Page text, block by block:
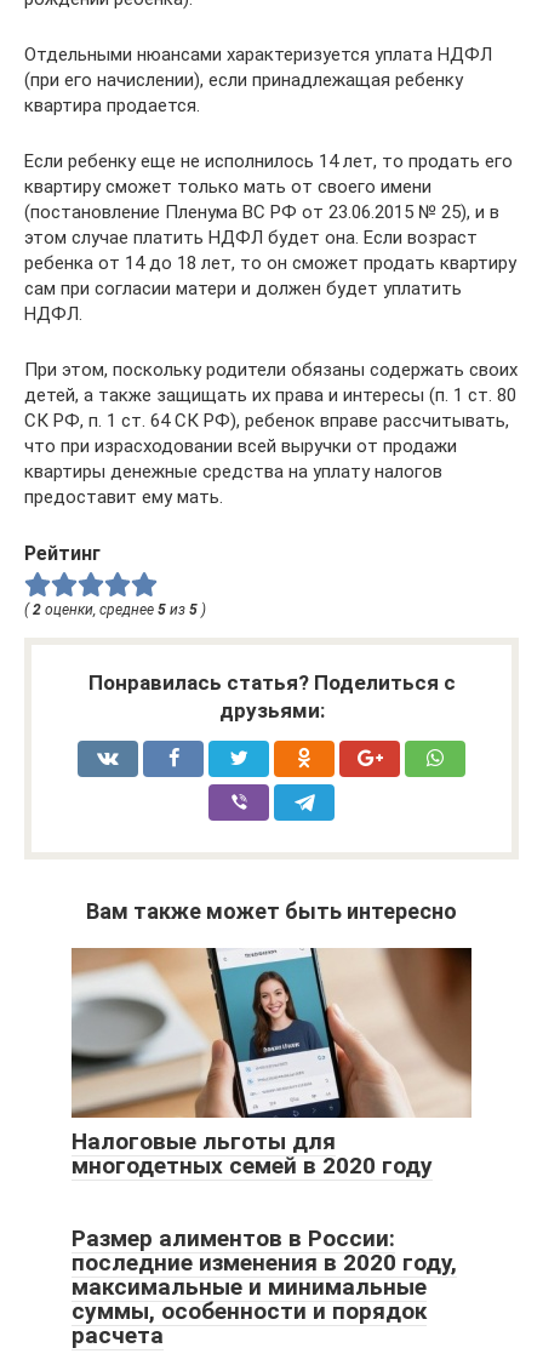
Отдельными нюансами характеризуется уплата НДФЛ
(при его начислении), если принадлежащая ребенку
квартира продается.
Если ребенку еще не исполнилось 14 лет, то продать его
квартиру сможет только мать от своего имени
(постановление Пленума ВС РФ от 23.06.2015 № 25), и в
этом случае платить НДФЛ будет она. Если возраст
ребенка от 14 до 18 лет, то он сможет продать квартиру
сам при согласии матери и должен будет уплатить
НДФЛ.
При этом, поскольку родители обязаны содержать своих
детей, а также защищать их права и интересы (п. 1 ст. 80
СК РФ, п. 1 ст. 64 СК РФ), ребенок вправе рассчитывать,
что при израсходовании всей выручки от продажи
квартиры денежные средства на уплату налогов
предоставит ему мать.
Рейтинг
( 2 оценки, среднее 5 из 5 )
Понравилась статья? Поделиться с
друзьями:
Вам также может быть интересно
Налоговые льготы для
многодетных семей в 2020 году
Размер алиментов в России:
последние изменения в 2020 году,
максимальные и минимальные
суммы, особенности и порядок
расчета